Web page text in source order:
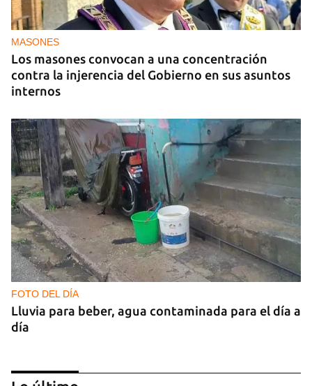
MASONES
Los masones convocan a una concentración
contra la injerencia del Gobierno en sus asuntos
internos
FOTO DEL DÍA
Lluvia para beber, agua contaminada para el día a
día